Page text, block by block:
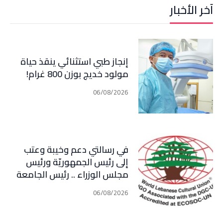
آخر الأخبار
إنجاز طبي استثنائي ينقذ حياة
مولود خديج بوزن 800 غرام!
06/08/2026
في رسالتي دعم وخيبة وعتب
إلى رئيس الجمهوريّة ورئيس
مجلس الوزراء .. رئيس الجامعة
اللبنانية الثقافيّة في العالم
(WLCU) يؤكد دعم الدّولة06/08/2026